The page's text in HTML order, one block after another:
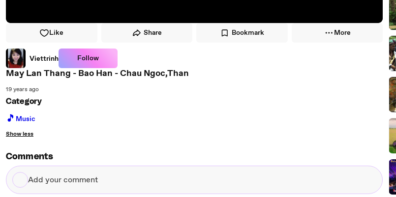
Like Share Bookmark More
Viettrinh Follow
May Lan Thang - Bao Han - Chau Ngoc,Than
19 years ago
Category
🎵 Music
Show less
Comments
Add
your